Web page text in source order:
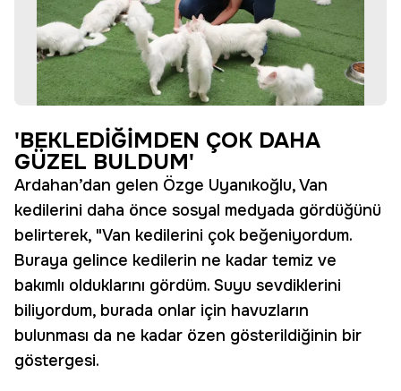
'BEKLEDİĞİMDEN ÇOK DAHA
GÜZEL BULDUM'
Ardahan’dan gelen Özge Uyanıkoğlu, Van
kedilerini daha önce sosyal medyada gördüğünü
belirterek, "Van kedilerini çok beğeniyordum.
Buraya gelince kedilerin ne kadar temiz ve
bakımlı olduklarını gördüm. Suyu sevdiklerini
biliyordum, burada onlar için havuzların
bulunması da ne kadar özen gösterildiğinin bir
göstergesi.